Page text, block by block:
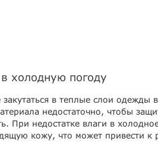
холодную погоду
в теплые слои одежды
недостаточно, чтобы
При недостатке влаги в
кожу, что может привести к